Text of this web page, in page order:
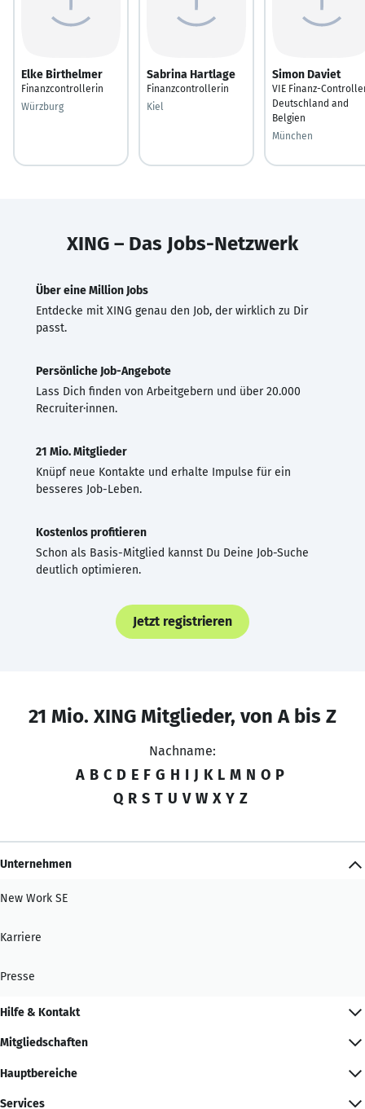
Elke Birthelmer
Finanzcontrollerin
Würzburg
Sabrina Hartlage
Finanzcontrollerin
Kiel
Simon Daviet
VIE Finanz-
Deutschland and
Belgien
München
XING – Das Jobs-Netzwerk
Über eine Million Jobs
Entdecke mit XING genau den Job, der wirklich zu Dir
passt.
Persönliche Job-Angebote
Lass Dich finden von Arbeitgebern und über 20.000
Recruiter·innen.
21 Mio. Mitglieder
Knüpf neue Kontakte und erhalte Impulse für ein
besseres Job-Leben.
Kostenlos profitieren
Schon als Basis-Mitglied kannst Du Deine Job-Suche
deutlich optimieren.
Jetzt registrieren
21 Mio. XING Mitglieder, von A bis Z
Nachname:
A B C D E F G H I J K L M N O P
Q R S T U V W X Y Z
Unternehmen
New Work SE
Karriere
Presse
Hilfe & Kontakt
Mitgliedschaften
Hauptbereiche
Services